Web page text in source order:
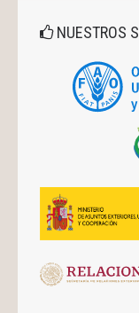
NUESTROS